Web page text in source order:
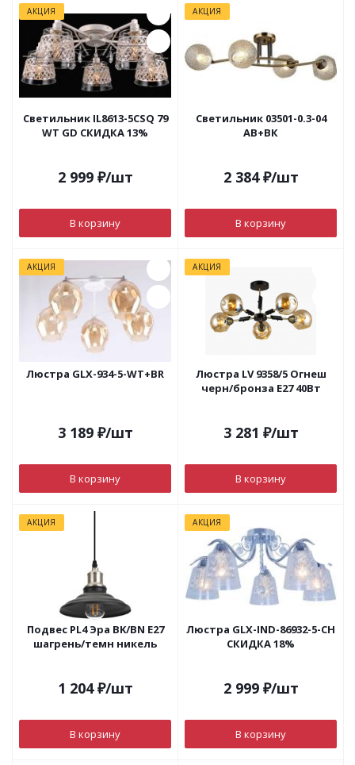
АКЦИЯ
Светильник IL8613-5CSQ 79
WT GD СКИДКА 13%
2 999₽/шт
В корзину
АКЦИЯ
Светильник 03501-0.3-04
АВ+ВК
2 384₽/шт
В корзину
АКЦИЯ
Люстра GLX-934-5-WT+BR
3 189₽/шт
В корзину
АКЦИЯ
Люстра LV 9358/5 Огнеш
черн/бронза Е27 40Вт
3 281 ₽/шт
В корзину
АКЦИЯ
Подвес PL4 Эра BK/BN Е27
шагрень/темн никель
1 204₽/шт
В корзину
АКЦИЯ
Люстра GLX-IND-86932-5-CH
СКИДКА 18%
2 999₽/шт
В корзину